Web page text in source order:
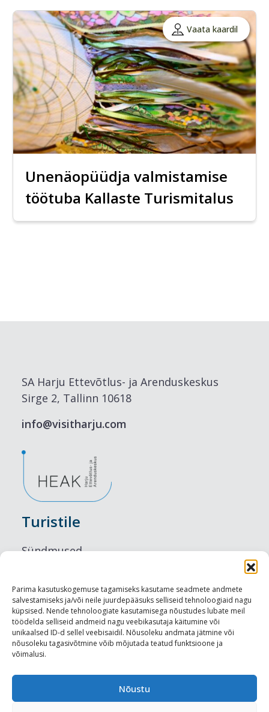
Parima kasutuskogemuse tagamiseks kasutame seadmete andmete
salvestamiseks ja/või neile juurdepääsuks selliseid tehnoloogiaid nagu
küpsised. Nende tehnoloogiate kasutamisega nõustudes lubate meil
töödelda selliseid andmeid nagu veebikasutaja käitumine või
unikaalsed ID-d sellel veebisaidil. Nõusoleku andmata jätmine või
nõusoleku tagasivõtmine võib mõjutada teatud funktsioone ja
võimalusi.
Nõustu
Vaata kaardil
Unenäopüüdja valmistamise
töötuba Kallaste Turismitalus
SA Harju Ettevõtlus- ja Arenduskeskus
Sirge 2, Tallinn 10618
info@visitharju.com
Turistile
Sündmused
Maitseelamused
Vaatamisväärsused
Visit Tallinn
Turismiprofessionaalile